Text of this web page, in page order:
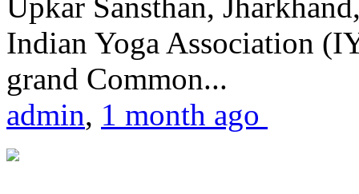
Indian Yoga Association
grand Common...
admin, 1 month ago